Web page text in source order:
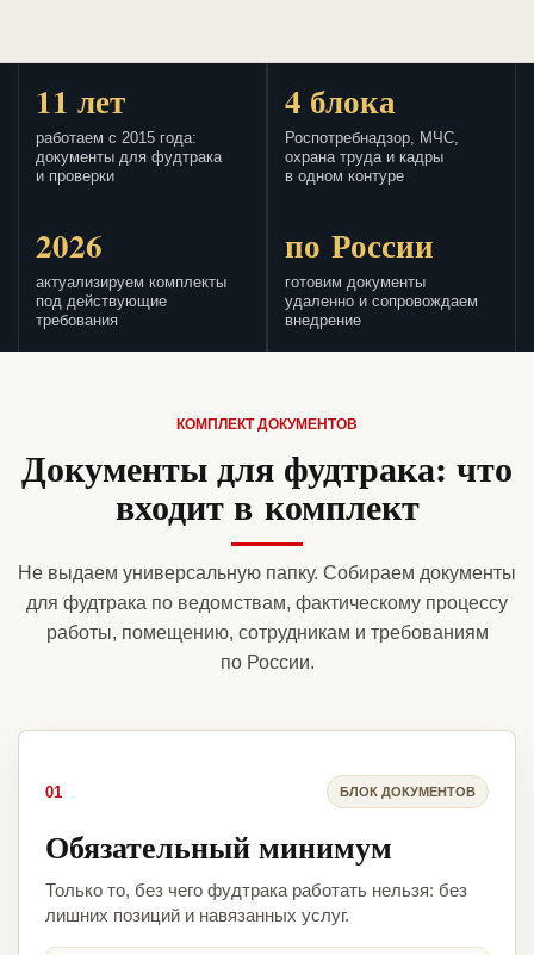
11 лет
работаем с 2015 года:
документы для фудтрака
и проверки
4 блока
Роспотребнадзор, МЧС,
охрана труда и кадры
в одном контуре
2026
актуализируем комплекты
под действующие
требования
по России
готовим документы
удаленно и сопровождаем
внедрение
КОМПЛЕКТ ДОКУМЕНТОВ
Документы для фудтрака: что
входит в комплект
Не выдаем универсальную папку. Собираем документы
для фудтрака по ведомствам, фактическому процессу
работы, помещению, сотрудникам и требованиям
по России.
01 БЛОК ДОКУМЕНТОВ
Обязательный минимум
Только то, без чего фудтрака работать нельзя: без
лишних позиций и навязанных услуг.